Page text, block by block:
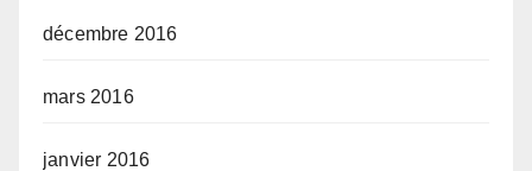
décembre 2016
mars 2016
janvier 2016